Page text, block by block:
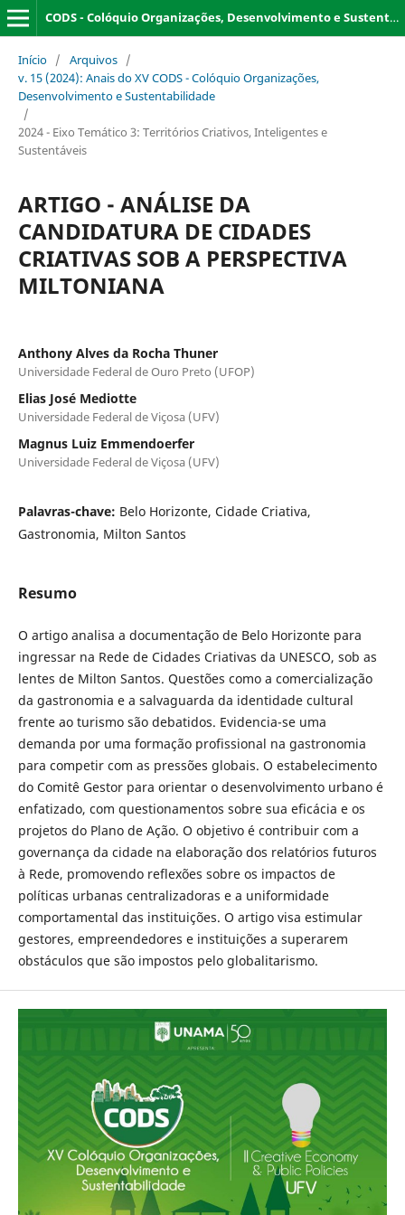
CODS - Colóquio Organizações, Desenvolvimento e Sustentabilidade
Início / Arquivos /
v. 15 (2024): Anais do XV CODS - Colóquio Organizações,
Desenvolvimento e Sustentabilidade
/
2024 - Eixo Temático 3: Territórios Criativos, Inteligentes e
Sustentáveis
ARTIGO - ANÁLISE DA
CANDIDATURA DE CIDADES
CRIATIVAS SOB A PERSPECTIVA
MILTONIANA
Anthony Alves da Rocha Thuner
Universidade Federal de Ouro Preto (UFOP)
Elias José Mediotte
Universidade Federal de Viçosa (UFV)
Magnus Luiz Emmendoerfer
Universidade Federal de Viçosa (UFV)
Palavras-chave: Belo Horizonte, Cidade Criativa,
Gastronomia, Milton Santos
Resumo
O artigo analisa a documentação de Belo Horizonte para
ingressar na Rede de Cidades Criativas da UNESCO, sob as
lentes de Milton Santos. Questões como a comercialização
da gastronomia e a salvaguarda da identidade cultural
frente ao turismo são debatidos. Evidencia-se uma
demanda por uma formação profissional na gastronomia
para competir com as pressões globais. O estabelecimento
do Comitê Gestor para orientar o desenvolvimento urbano é
enfatizado, com questionamentos sobre sua eficácia e os
projetos do Plano de Ação. O objetivo é contribuir com a
governança da cidade na elaboração dos relatórios futuros
à Rede, promovendo reflexões sobre os impactos de
políticas urbanas centralizadoras e a uniformidade
comportamental das instituições. O artigo visa estimular
gestores, empreendedores e instituições a superarem
obstáculos que são impostos pelo globalitarismo.